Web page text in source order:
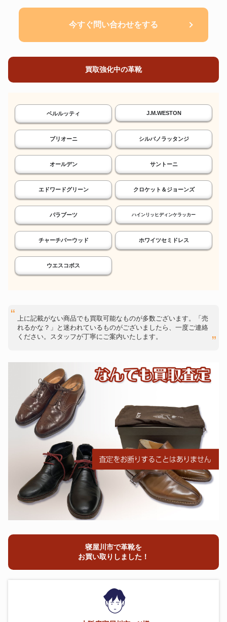
今すぐ問い合わせをする
買取強化中の革靴
ベルルッティ J.M.WESTON
ブリオーニ シルバノラッタンジ
オールデン サントーニ
エドワードグリーン クロケット＆ジョーンズ
パラブーツ ハインリッヒディンケラッカー
チャーチバーウッド ホワイツセミドレス
ウエスコボス
上に記載がない商品でも買取可能なものが多数ございます。「売
れるかな？」と迷われているものがございましたら、一度ご連絡
ください。スタッフが丁寧にご案内いたします。
寝屋川市で革靴を
お買い取りしました！